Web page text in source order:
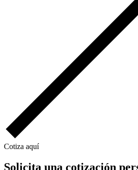
Cotiza aquí
Solicita una cotización